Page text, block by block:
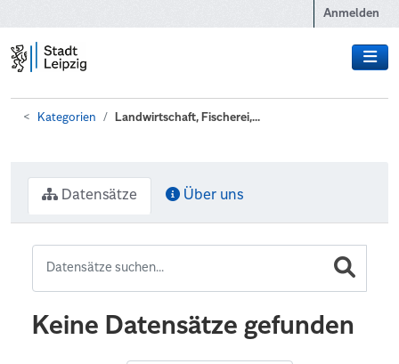
Anmelden
Kategorien Landwirtschaft, Fischerei,...
Datensätze Über uns
Keine Datensätze gefunden